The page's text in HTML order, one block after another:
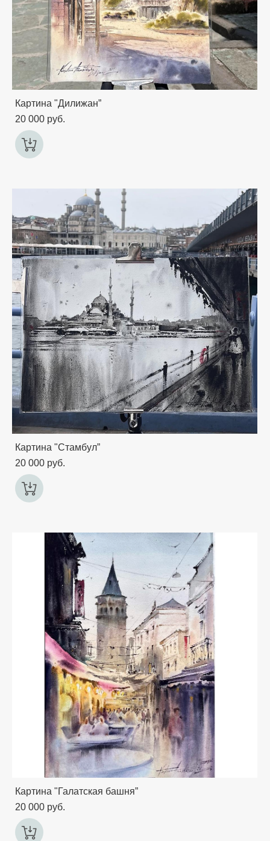
Картина "Дилижан”
20 000 pуб.
Картина "Стамбул”
20 000 pуб.
Картина "Галатская башня”
20 000 pуб.